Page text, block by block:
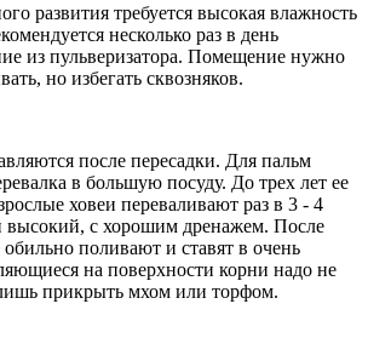
развития требуется высокая влажность
несколько раз в день
из пульверизатора. Помещение нужно
но избегать сквозняков.
после пересадки. Для пальм
в большую посуду. До трех лет ее
ховеи переваливают раз в 3 - 4
высокий, с хорошим дренажем. После
обильно поливают и ставят в очень
на поверхности корни надо не
прикрыть мхом или торфом.